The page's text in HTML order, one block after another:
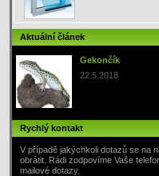
Aktuální článek
Gekončík
22.5.2018
Rychlý kontakt
V případě jakýchkoli dotazů se na
obrátit. Rádi zodpovíme Vaše
mailové dotazy.